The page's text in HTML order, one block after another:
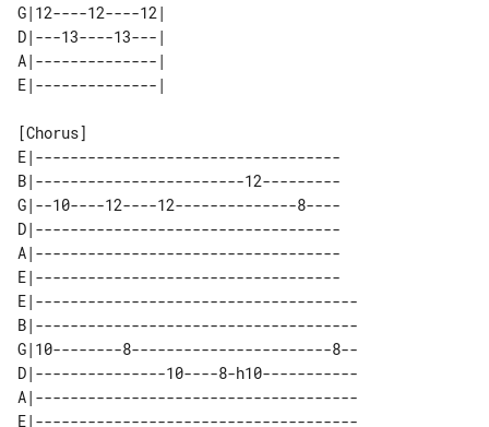
G|12----12----12|
D|---13----13---|
A|--------------|
[Chorus]
E|-----------------------------------
B|------------------------12---------
G|--10----12----12--------------8----
D|-----------------------------------
A|-----------------------------------
E|-----------------------------------
E|-------------------------------------
B|-------------------------------------
G|10--------8-----------------------8--
D|---------------10----8-h10-----------
A|-------------------------------------
E|-------------------------------------